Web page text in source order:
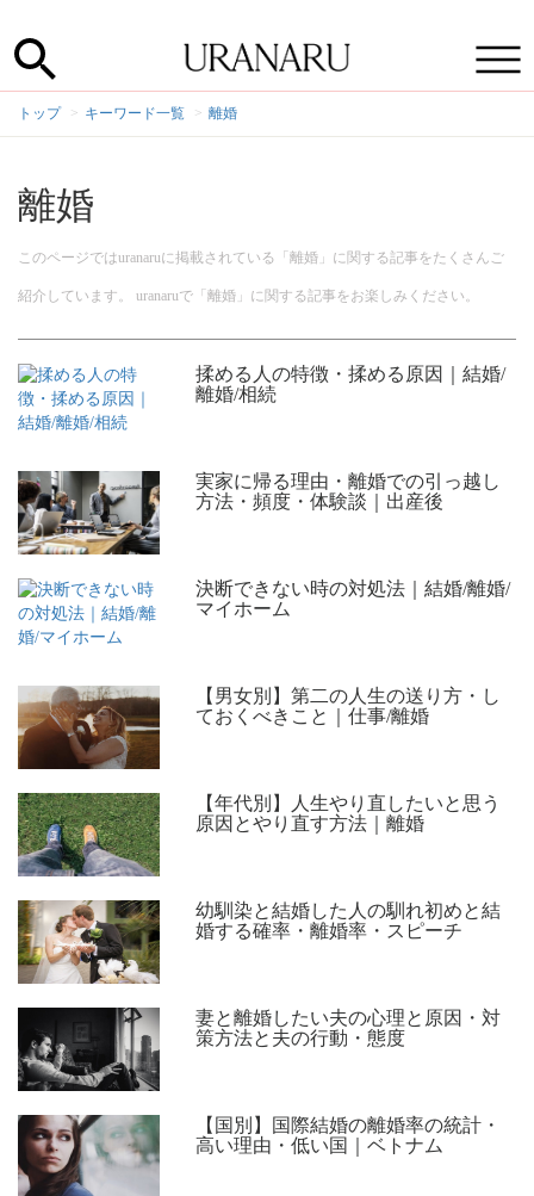
トップ キーワード一覧 離婚
離婚
このページではuranaruに掲載されている「離婚」に関する記事をたくさんご
紹介しています。 uranaruで「離婚」に関する記事をお楽しみください。
揉める人の特徴・揉める原因｜結婚/
離婚/相続
実家に帰る理由・離婚での引っ越し
方法・頻度・体験談｜出産後
決断できない時の対処法｜結婚/離婚/
マイホーム
【男女別】第二の人生の送り方・し
ておくべきこと｜仕事/離婚
【年代別】人生やり直したいと思う
原因とやり直す方法｜離婚
幼馴染と結婚した人の馴れ初めと結
婚する確率・離婚率・スピーチ
妻と離婚したい夫の心理と原因・対
策方法と夫の行動・態度
【国別】国際結婚の離婚率の統計・
高い理由・低い国｜ベトナム